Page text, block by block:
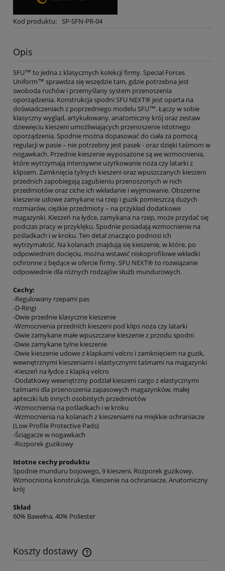
Kod produktu: SP-SFN-PR-04
Opis
SFU™ to jedna z klasycznych kolekcji firmy. Special Forces
Uniform™ sprawdza się wszędzie tam, gdzie potrzebna jest
swoboda ruchów i przemyślany system przenoszenia
oporządzenia. Konstrukcja spodni SFU NEXT® jest oparta na
doświadczeniach z poprzedniego modelu SFU™. Łączy w sobie
klasyczny wygląd, artykułowany, anatomiczny krój oraz zestaw
dziewięciu kieszeni umożliwiających przenoszenie istotnego
oporządzenia. Spodnie można dopasować do ciała za pomocą
regulacji w pasie – nie potrzebny jest pasek - oraz dzięki taśmom w
nogawkach. Przednie kieszenie wyposażone są we wzmocnienia,
które wytrzymają intensywne użytkowanie noża czy latarki z
klipsem. Zamknięcia tylnych kieszeni oraz wpuszczanych kieszeni
przednich zapobiegają zagubieniu przenoszonych w nich
przedmiotów oraz ciche ich wkładanie i wyjmowanie. Obszerne
kieszenie udowe zamykane na rzep i guzik pomieszczą dużych
rozmiarów, ciężkie przedmioty – na przykład dodatkowe
magazynki. Kieszeń na łydce, zamykana na rzep, może przydać się
podczas pracy w przyklęku. Spodnie posiadają wzmocnienie na
pośladkach i w kroku. Ten detal znacząco podnosi ich
wytrzymałość. Na kolanach znajdują się kieszenie, w które, po
odpowiednim docięciu, można wstawić niskoprofilowe wkładki
ochronne z będące w ofercie firmy. SFU NEXT® to rozwiązanie
odpowiednie dla różnych rodzajów służb mundurowych.
Cechy:
-Regulowany rzepami pas
-D-Ringi
-Dwie przednie klasyczne kieszenie
-Wzmocnienia przednich kieszeni pod klips noża czy latarki
-Dwie zamykane małe wpuszczane kieszenie z przodu spodni
-Dwie zamykane tylne kieszenie
-Dwie kieszenie udowe z klapkami velcro i zamknięciem na guzik,
wewnętrznymi kieszeniami i elastycznymi taśmami na magazynki
-Kieszeń na łydce z klapką velcro
-Dodatkowy wewnętrzny podział kieszeni cargo z elastycznymi
taśmami dla przenoszenia zapasowych magazynków, małej
apteczki lub innych osobistych przedmiotów
-Wzmocnienia na pośladkach i w kroku
-Wzmocnienia na kolanach z kieszeniami na miękkie ochraniacze
(Low Profile Protective Pads)
-Ściągacze w nogawkach
-Rozporek guzikowy
Istotne cechy produktu
Spodnie munduru bojowego, 9 kieszeni, Rozporek guzikowy,
Wzmocniona konstrukcja, Kieszenie na ochraniacze, Anatomiczny
krój
Skład
60% Bawełna, 40% Poliester
Koszty dostawy
Cena nie zawiera ewentualnych kosztów płatności